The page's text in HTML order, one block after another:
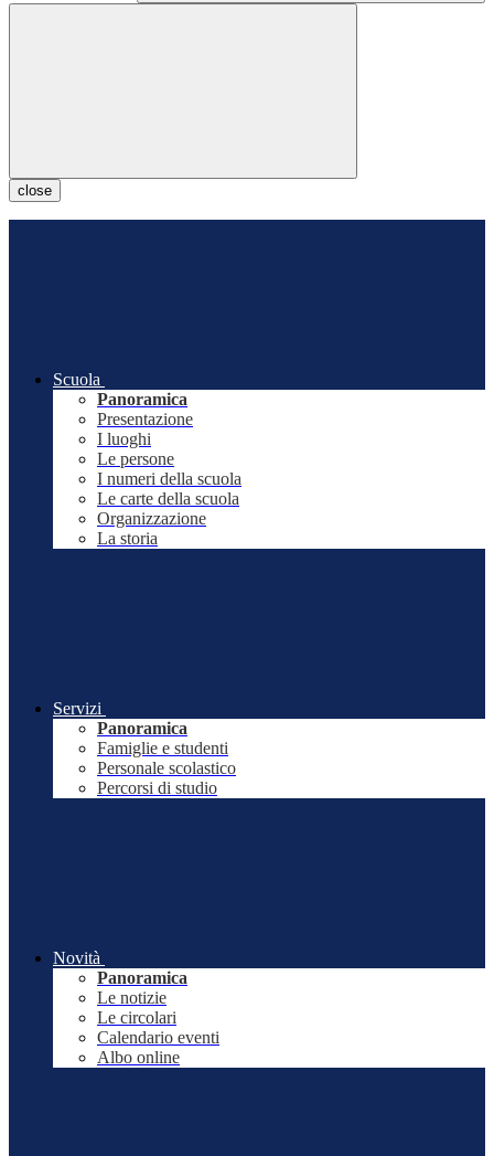
close
Scuola
Panoramica
Presentazione
I luoghi
Le persone
I numeri della scuola
Le carte della scuola
Organizzazione
La storia
Servizi
Panoramica
Famiglie e studenti
Personale scolastico
Percorsi di studio
Novità
Panoramica
Le notizie
Le circolari
Calendario eventi
Albo online